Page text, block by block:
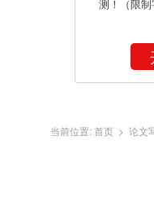
测！（限
当前位置:首页 > 论文